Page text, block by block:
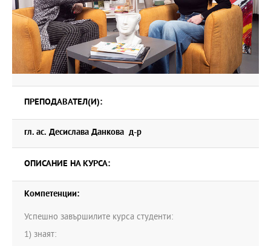
ПРЕПОДАВАТЕЛ(И):
гл. ас. Десислава Данкова д-р
ОПИСАНИЕ НА КУРСА:
Компетенции:
Успешно завършилите курса студенти:
1) знаят: